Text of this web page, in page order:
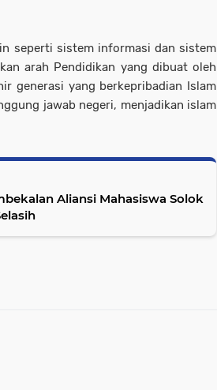
seperti sistem informasi dan sistem
arah Pendidikan yang dibuat oleh
generasi yang berkepribadian Islam
jawab negeri, menjadikan islam
Aliansi Mahasiswa Solok
Selasih